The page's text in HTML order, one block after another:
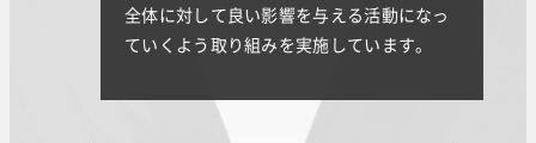
全体に対して良い影響を与える活動になっ
ていくよう取り組みを実施しています。